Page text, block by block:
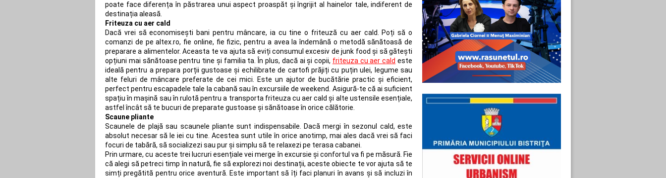
poate face diferența în păstrarea unui aspect proaspăt și îngrijit al hainelor tale, indiferent de
destinația aleasă.
Friteuza cu aer cald
Dacă vrei să economisești bani pentru mâncare, ia cu tine o friteuză cu aer cald. Poți să o
comanzi de pe altex.ro, fie online, fie fizic, pentru a avea la îndemână o metodă sănătoasă de
preparare a alimentelor. Aceasta te va ajuta să eviți consumul excesiv de junk food și să gătești
opțiuni mai sănătoase pentru tine și familia ta. În plus, dacă ai și copii, friteuza cu aer cald este
ideală pentru a prepara porții gustoase și echilibrate de cartofi prăjiți cu puțin ulei, legume sau
alte feluri de mâncare preferate de cei mici. Este un ajutor de bucătărie practic și eficient,
perfect pentru escapadele tale la cabană sau în excursiile de weekend. Asigură-te că ai suficient
spațiu în mașină sau în rulotă pentru a transporta friteuza cu aer cald și alte ustensile esențiale,
astfel încât să te bucuri de preparate gustoase și sănătoase în orice călătorie.
Scaune pliante
Scaunele de plajă sau scaunele pliante sunt indispensabile. Dacă mergi în sezonul cald, este
absolut necesar să le iei cu tine. Acestea sunt utile în orice anotimp, mai ales dacă vrei să faci
focuri de tabără, să socializezi sau pur și simplu să te relaxezi pe terasa cabanei.
Prin urmare, cu aceste trei lucruri esențiale vei merge în excursie și confortul va fi pe măsură. Fie
că alegi să petreci timp în natură, fie să explorezi noi destinații, aceste obiecte te vor ajuta să te
simți pregătită pentru orice aventură. Este important să îți faci planuri în avans și să incluzi în